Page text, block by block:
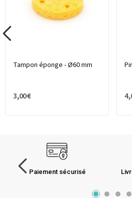
Tampon éponge - Ø60 mm
3,00 €
Paiement sécurisé